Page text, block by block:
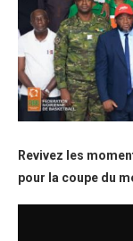
Revivez les
pour la coupe du